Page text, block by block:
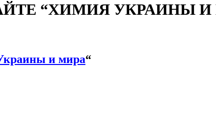
“ХИМИЯ УКРАИНЫ И
и мира“